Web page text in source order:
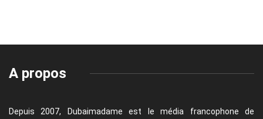
A propos
Depuis 2007, Dubaimadame est le média francophone de